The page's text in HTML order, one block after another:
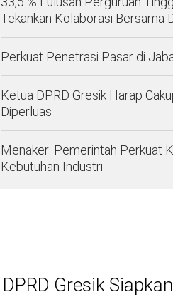
Tekankan Kolaborasi Bersama
Perkuat Penetrasi Pasar di
Ketua DPRD Gresik Harap
Diperluas
Menaker: Pemerintah Perkuat
Kebutuhan Industri
DPRD Gresik